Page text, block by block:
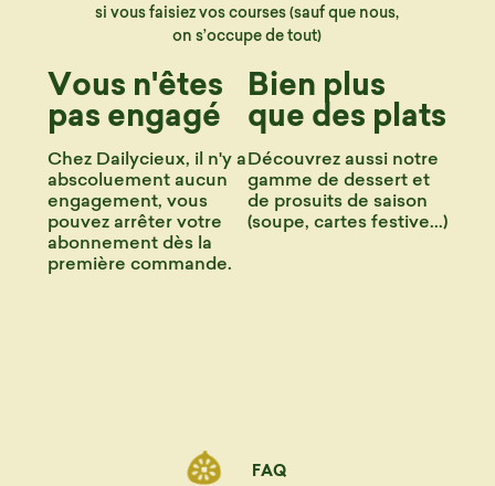
si vous faisiez vos courses (sauf que nous,
on s’occupe de tout)
Vous n'êtes
pas engagé
Chez Dailycieux, il n'y a
abscoluement aucun
engagement, vous
pouvez arrêter votre
abonnement dès la
première commande.
Bien plus
que des plats
Découvrez aussi notre
gamme de dessert et
de prosuits de saison
(soupe, cartes festive...)
FAQ